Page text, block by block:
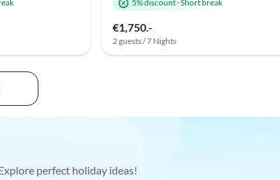
5% discount·Short break
€1,750.-
2 guests / 7 Nights
perfect holiday ideas!